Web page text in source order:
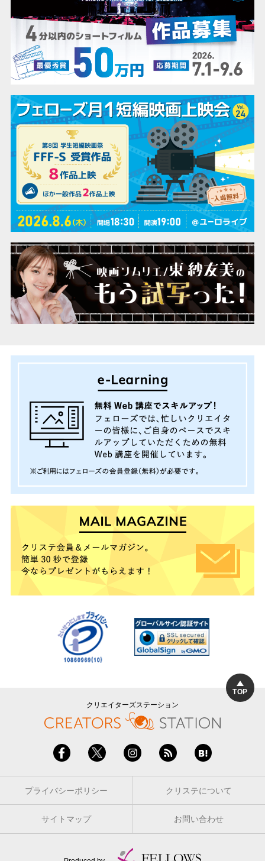
TOP
クリエイターズステーション
プライバシーポリシー クリステについて
サイトマップ お問い合わせ